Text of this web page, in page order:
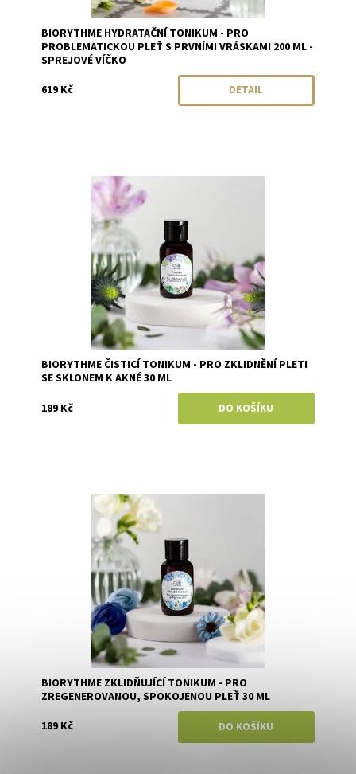
BIORYTHME HYDRATAČNÍ TONIKUM - PRO
PROBLEMATICKOU PLEŤ S PRVNÍMI VRÁSKAMI 200 ML -
SPREJOVÉ VÍČKO
619 Kč
DETAIL
Dostupnost:
Skladem
Biorythme
BIORYTHME ČISTICÍ TONIKUM - PRO ZKLIDNĚNÍ PLETI
SE SKLONEM K AKNÉ 30 ML
189 Kč
Dostupnost:
Skladem
Biorythme
BIORYTHME ZKLIDŇUJÍCÍ TONIKUM - PRO
ZREGENEROVANOU, SPOKOJENOU PLEŤ 30 ML
189 Kč